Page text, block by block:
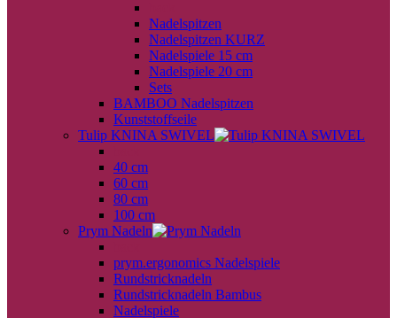
Nadelspitzen
Nadelspitzen KURZ
Nadelspiele 15 cm
Nadelspiele 20 cm
Sets
BAMBOO Nadelspitzen
Kunststoffseile
Tulip KNINA SWIVEL
40 cm
60 cm
80 cm
100 cm
Prym Nadeln
prym.ergonomics Nadelspiele
Rundstricknadeln
Rundstricknadeln Bambus
Nadelspiele